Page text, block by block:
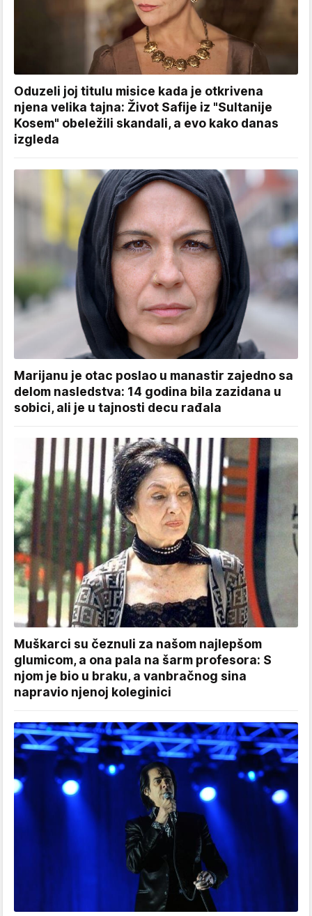
Oduzeli joj titulu misice kada je otkrivena
njena velika tajna: Život Safije iz "Sultanije
Kosem" obeležili skandali, a evo kako danas
izgleda
Marijanu je otac poslao u manastir zajedno sa
delom nasledstva: 14 godina bila zazidana u
sobici, ali je u tajnosti decu rađala
Muškarci su čeznuli za našom najlepšom
glumicom, a ona pala na šarm profesora: S
njom je bio u braku, a vanbračnog sina
napravio njenoj koleginici